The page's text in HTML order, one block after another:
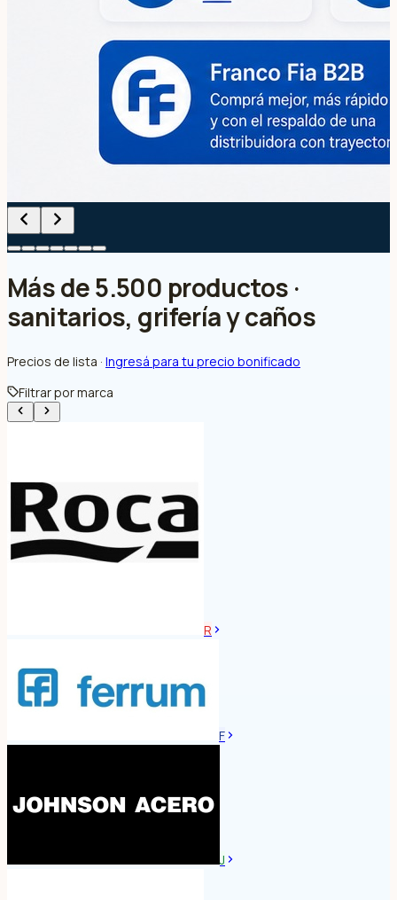
Más de 5.500 productos ·
sanitarios, grifería y caños
Precios de lista · Ingresá para tu precio bonificado
Filtrar por marca
R
F
J